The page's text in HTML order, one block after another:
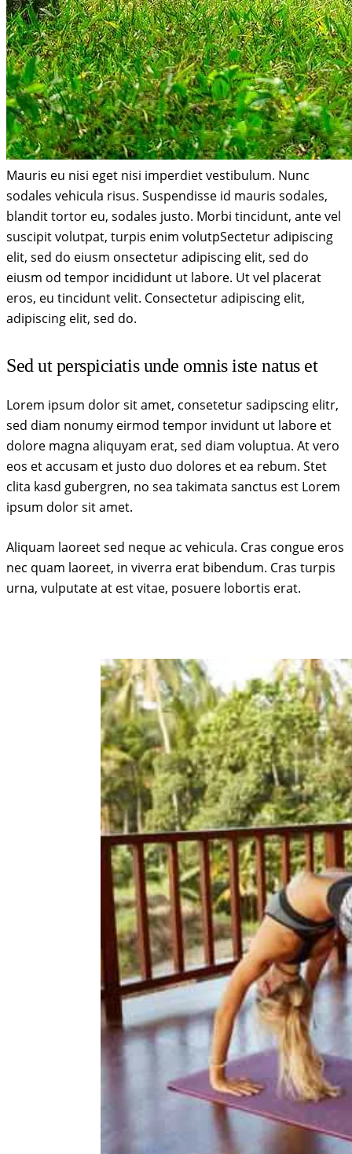
Mauris eu nisi eget nisi imperdiet vestibulum. Nunc
sodales vehicula risus. Suspendisse id mauris sodales,
blandit tortor eu, sodales justo. Morbi tincidunt, ante vel
suscipit volutpat, turpis enim volutpSectetur adipiscing
elit, sed do eiusm onsectetur adipiscing elit, sed do
eiusm od tempor incididunt ut labore. Ut vel placerat
eros, eu tincidunt velit. Consectetur adipiscing elit,
adipiscing elit, sed do.
Sed ut perspiciatis unde omnis iste natus et
Lorem ipsum dolor sit amet, consetetur sadipscing elitr,
sed diam nonumy eirmod tempor invidunt ut labore et
dolore magna aliquyam erat, sed diam voluptua. At vero
eos et accusam et justo duo dolores et ea rebum. Stet
clita kasd gubergren, no sea takimata sanctus est Lorem
ipsum dolor sit amet.
Aliquam laoreet sed neque ac vehicula. Cras congue eros
nec quam laoreet, in viverra erat bibendum. Cras turpis
urna, vulputate at est vitae, posuere lobortis erat.